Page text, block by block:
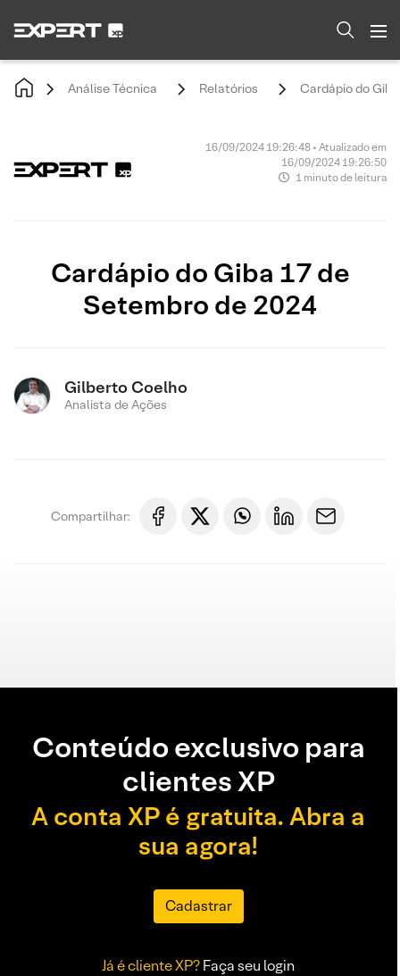
Análise Técnica Relatórios Cardápio do
16/09/2024 19:26:48 • Atualizado em
16/09/2024 19:26:50
1 minuto de leitura
Cardápio do Giba 17 de
Setembro de 2024
Gilberto Coelho
Analista de Ações
Compartilhar:
Conteúdo exclusivo para
clientes XP
A conta XP é gratuita. Abra a
sua agora!
Cadastrar
Já é cliente XP?Faça seu login